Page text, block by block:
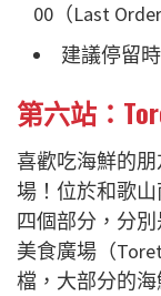
00（Last Order
建議停留
第六站：
喜歡吃海鮮的
場！位於和歌
四個部分，分
美食廣場（
檔，大部分的